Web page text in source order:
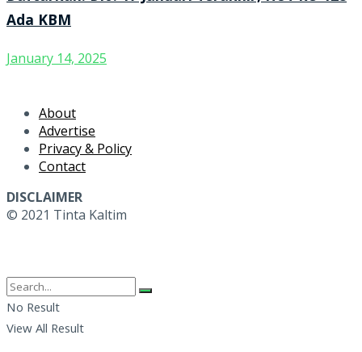
Ada KBM
January 14, 2025
About
Advertise
Privacy & Policy
Contact
DISCLAIMER
© 2021 Tinta Kaltim
No Result
View All Result